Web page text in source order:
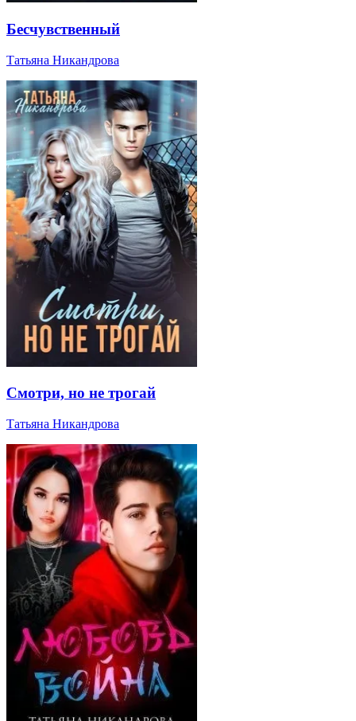
Бесчувственный
Татьяна Никандрова
Смотри, но не трогай
Татьяна Никандрова